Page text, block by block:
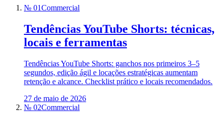
№ 01Commercial
Tendências YouTube Shorts: técnicas,
locais e ferramentas
Tendências YouTube Shorts: ganchos nos primeiros 3–5
segundos, edição ágil e locações estratégicas aumentam
retenção e alcance. Checklist prático e locais recomendados.
27 de maio de 2026
№ 02Commercial